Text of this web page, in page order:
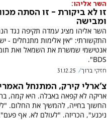
השר אליהו:
זו לא ביקורת - זו הסתה
ומבישה
השר אליהו מציג עמדה תקיפה נגד
התקשורתי: "אין אלימות מתנחלים - יש
אנטישמי שמשרת את השמאל ואת
BDS".
חזקי ברוך 31.12.25
צ'ארלי קירק, המתנחל
אריקה לא קפאה באבלה. היא קמה,
החשוך בחייה, להמשיך את החלום.
ניכנע", הכריזה. "לעולם לא. אף